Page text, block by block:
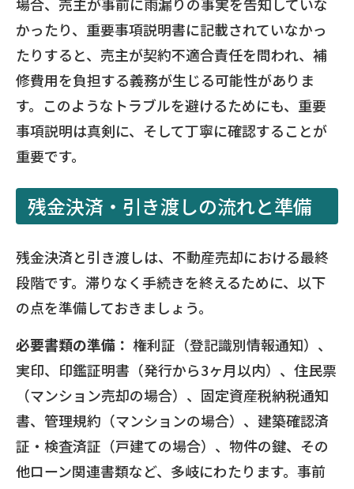
かったり、重要事項説明書に記載されていなかっ
たりすると、売主が契約不適合責任を問われ、補
修費用を負担する義務が生じる可能性がありま
す。このようなトラブルを避けるためにも、重要
事項説明は真剣に、そして丁寧に確認することが
重要です。
残金決済・引き渡しの流れと準備
残金決済と引き渡しは、不動産売却における最終
段階です。滞りなく手続きを終えるために、以下
の点を準備しておきましょう。
必要書類の準備： 権利証（登記識別情報通知）、
実印、印鑑証明書（発行から3ヶ月以内）、住民票
（マンション売却の場合）、固定資産税納税通知
書、管理規約（マンションの場合）、建築確認済
証・検査済証（戸建ての場合）、物件の鍵、その
他ローン関連書類など、多岐にわたります。事前